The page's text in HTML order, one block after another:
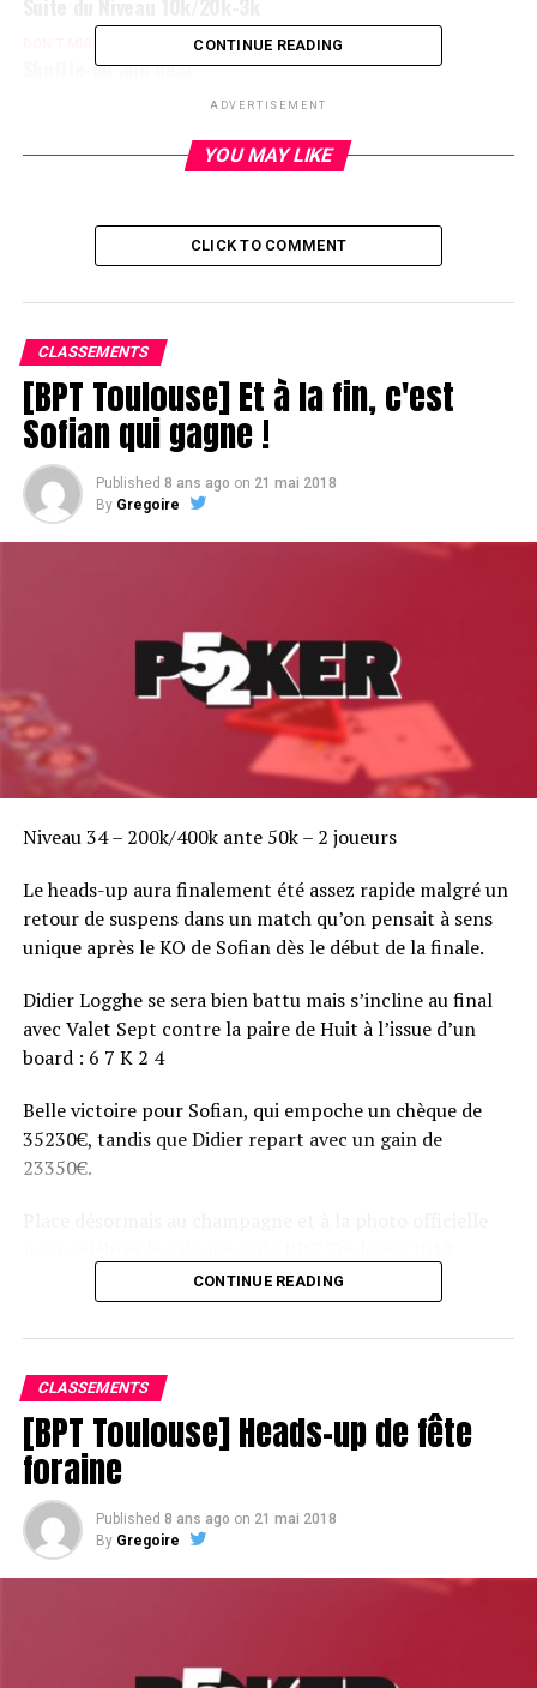
Shuffle-up and deal
CONTINUE READING
ADVERTISEMENT
YOU MAY LIKE
CLICK TO COMMENT
CLASSEMENTS
[BPT Toulouse] Et à la fin, c'est
Sofian qui gagne !
Published 8 ans ago on 21 mai 2018
By Gregoire
Niveau 34 – 200k/400k ante 50k – 2 joueurs
Le heads-up aura finalement été assez rapide malgré un
retour de suspens dans un match qu’on pensait à sens
unique après le KO de Sofian dès le début de la finale.
Didier Logghe se sera bien battu mais s’incline au final
avec Valet Sept contre la paire de Huit à l’issue d’un
board : 6 7 K 2 4
Belle victoire pour Sofian, qui empoche un chèque de
35230€, tandis que Didier repart avec un gain de
23350€.
CONTINUE READING
CLASSEMENTS
[BPT Toulouse] Heads-up de fête
foraine
Published 8 ans ago on 21 mai 2018
By Gregoire